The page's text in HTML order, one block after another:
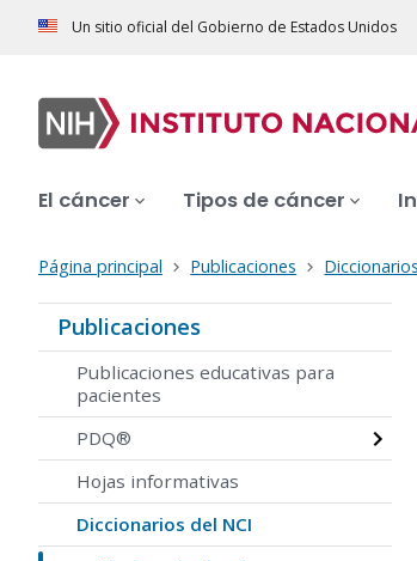
Un sitio oficial del Gobierno de Estados Unidos
El cáncer Tipos de cáncer
Página principal Publicaciones
Publicaciones
Publicaciones educativas para
pacientes
PDQ®
Hojas informativas
Diccionarios del NCI